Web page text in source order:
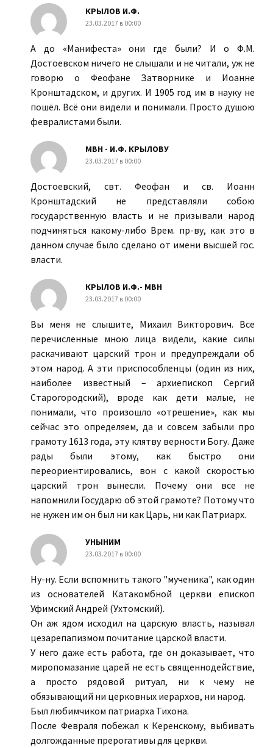
КРЫЛОВ И.Ф.
23.03.2017 в 00:00
А до «Манифеста» они где были? И о Ф.М.
Достоевском ничего не слышали и не читали, уж не
говорю о Феофане Затворнике и Иоанне
Кронштадском, и других. И 1905 год им в науку не
пошёл. Всё они видели и понимали. Просто душою
февралистами были.
МВН - И.Ф. КРЫЛОВУ
23.03.2017 в 00:00
Достоевский, свт. Феофан и св. Иоанн
Кронштадский не представляли собою
государственную власть и не призывали народ
подчиняться какому-либо Врем. пр-ву, как это в
данном случае было сделано от имени высшей гос.
власти.
КРЫЛОВ И.Ф.- МВН
23.03.2017 в 00:00
Вы меня не слышите, Михаил Викторович. Все
перечисленные мною лица видели, какие силы
раскачивают царский трон и предупреждали об
этом народ. А эти приспособленцы (один из них,
наиболее известный – архиепископ Сергий
Старогородский), вроде как дети малые, не
понимали, что произошло «отрешение», как мы
сейчас это определяем, да и совсем забыли про
грамоту 1613 года, эту клятву верности Богу. Даже
рады были этому, как быстро они
переориентировались, вон с какой скоростью
царский трон вынесли. Почему они все не
напомнили Государю об этой грамоте? Потому что
не нужен им он был ни как Царь, ни как Патриарх.
УНЫНИМ
23.03.2017 в 00:00
Ну-ну. Если вспомнить такого "мученика", как один
из основателей Катакомбной церкви епископ
Уфимский Андрей (Ухтомский).
Он аж ядом исходил на царскую власть, называл
цезарепапизмом почитание царской власти.
У него даже есть работа, где он доказывает, что
миропомазание царей не есть священнодействие,
а просто рядовой ритуал, ни к чему не
обязывающий ни церковных иерархов, ни народ.
Был любимчиком патриарха Тихона.
После Февраля побежал к Керенскому, выбивать
долгожданные прерогативы для церкви.